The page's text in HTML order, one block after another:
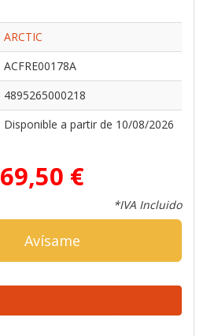
ARCTIC
ACFRE00178A
4895265000218
Disponible a partir de 10/08/2026
69,50 €
*IVA Incluido
Avísame